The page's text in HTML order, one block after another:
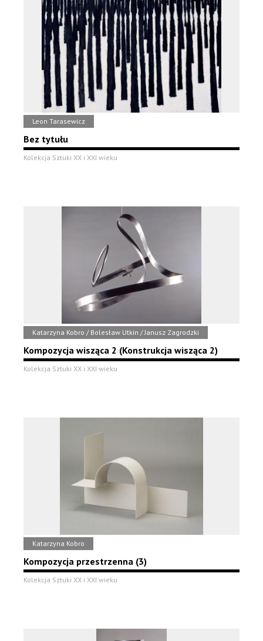
Leon Tarasewicz
Bez tytułu
Kolekcja Sztuki XX i XXI wieku
Katarzyna Kobro / Bolesław Utkin / Janusz Zagrodzki
Kompozycja wisząca 2 (Konstrukcja wisząca 2)
Kolekcja Sztuki XX i XXI wieku
Katarzyna Kobro
Kompozycja przestrzenna (3)
Kolekcja Sztuki XX i XXI wieku